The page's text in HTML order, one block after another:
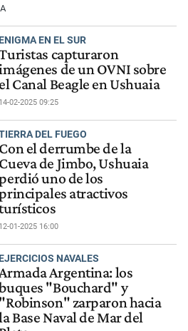
ENIGMA EN EL SUR
capturaron
de un OVNI sobre
Canal Beagle en Ushuaia
14-02-2025 09:25
DEL FUEGO
Con el derrumbe de la
Cueva de Jimbo, Ushuaia
uno de los
atractivos
12-01-2025 16:00
EJERCICIOS NAVALES
Argentina: los
"Bouchard" y
"Robinson" zarparon hacia
Base Naval de Mar del